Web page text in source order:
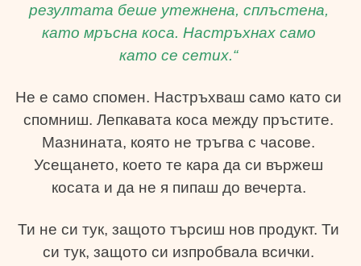
резултата беше утежнена, сплъстена,
като мръсна коса. Настръхнах само
като се сетих.“
Не е само спомен. Настръхваш само като си
спомниш. Лепкавата коса между пръстите.
Мазнината, която не тръгва с часове.
Усещането, което те кара да си вържеш
косата и да не я пипаш до вечерта.
Ти не си тук, защото търсиш нов продукт. Ти
си тук, защото си изпробвала всички.